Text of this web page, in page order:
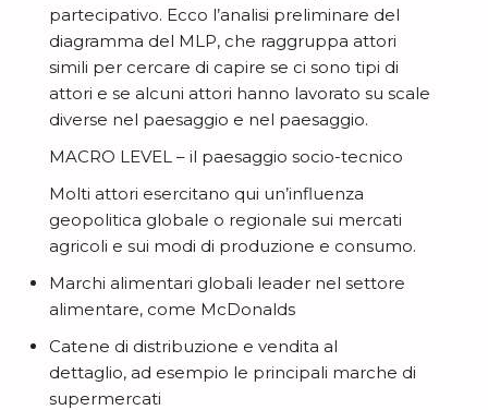
partecipativo. Ecco l’analisi preliminare del
diagramma del MLP, che raggruppa attori
simili per cercare di capire se ci sono tipi di
attori e se alcuni attori hanno lavorato su scale
diverse nel paesaggio e nel paesaggio.
MACRO LEVEL – il paesaggio socio-tecnico
Molti attori esercitano qui un’influenza
geopolitica globale o regionale sui mercati
agricoli e sui modi di produzione e consumo.
Marchi alimentari globali leader nel settore
alimentare, come McDonalds
Catene di distribuzione e vendita al
dettaglio, ad esempio le principali marche di
supermercati